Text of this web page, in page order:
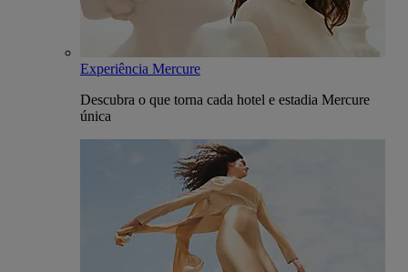
Experiência Mercure
Descubra o que torna cada hotel e estadia Mercure
única